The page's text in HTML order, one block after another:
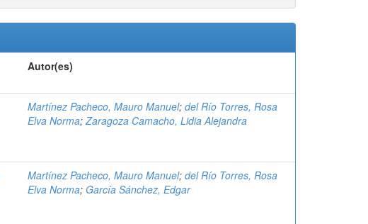
Autor(es)
Martínez Pacheco, Mauro Manuel; del Río Torres, Rosa
Elva Norma;Zaragoza Camacho, Lidia Alejandra
Martínez Pacheco, Mauro Manuel; del Río Torres, Rosa
Elva Norma; García Sánchez, Edgar